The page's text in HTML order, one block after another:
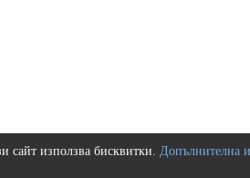
сайт използва бисквитки. Допълнителна